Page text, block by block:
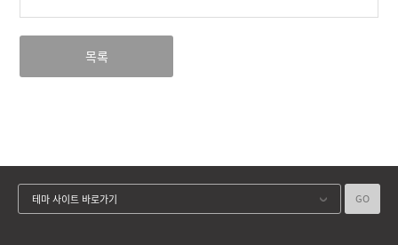
목록
테마 사이트 바로가기 GO